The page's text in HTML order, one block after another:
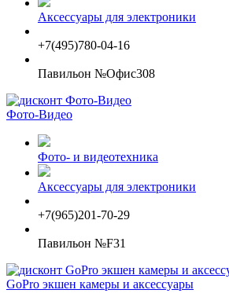
Аксессуары для электроники
+7(495)780-04-16
Павильон №Oфис308
Фото-Видео
Фото- и видеотехника
Аксессуары для электроники
+7(965)201-70-29
Павильон №F31
GoPro экшен камеры и аксессуары